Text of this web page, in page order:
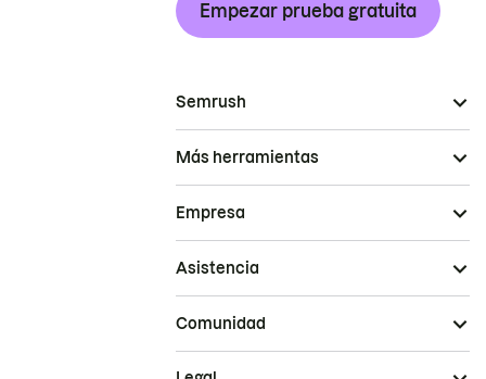
Empezar prueba gratuita
Semrush
Más herramientas
Empresa
Asistencia
Comunidad